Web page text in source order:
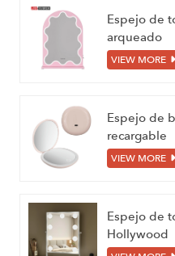
Espejo de
arqueado
VIEW MORE
Espejo de
recargable
VIEW MORE
Espejo de
Hollywood